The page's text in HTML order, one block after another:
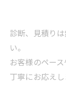
診断、見積り
い。
お客様のペー
丁寧にお応えし